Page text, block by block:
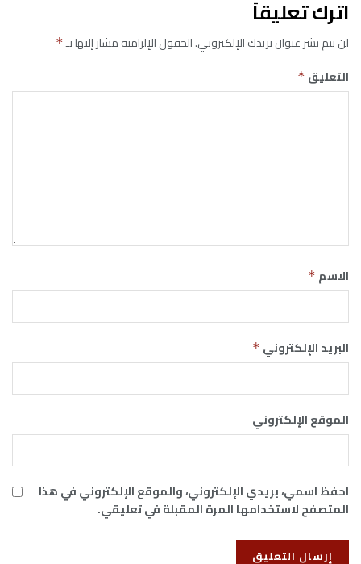
اترك تعليقاً
لن يتم نشر عنوان بريدك الإلكتروني.الحقول الإلزامية مشار إليها بـ*
التعليق *
الاسم *
البريد الإلكتروني *
الموقع الإلكتروني
احفظ اسمي، بريدي الإلكتروني، والموقع الإلكتروني في هذا
المتصفح لاستخدامها المرة المقبلة في تعليقي.